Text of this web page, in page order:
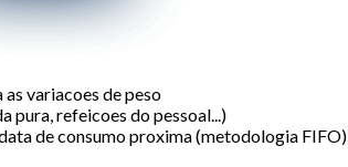
variacoes de peso
pura, refeicoes do pessoal...)
de consumo proxima (metodologia FIFO)